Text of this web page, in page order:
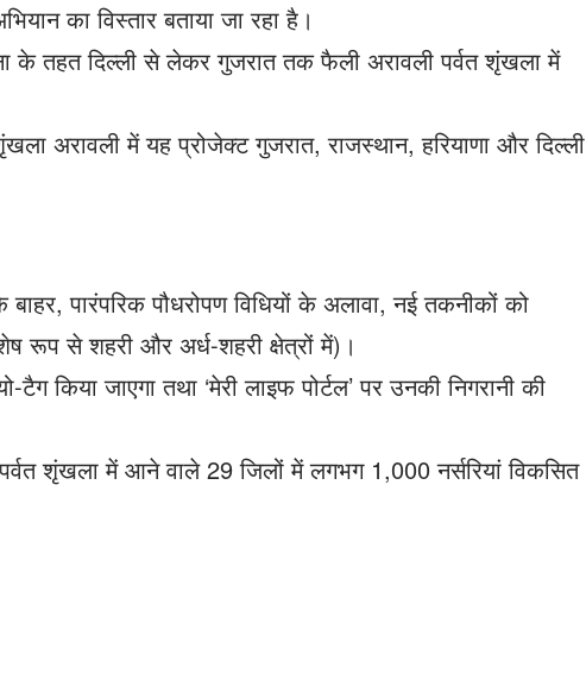
का विस्तार बताया जा रहा है।
के तहत दिल्ली से लेकर गुजरात तक फैली अरावली पर्वत शृंखला में
अरावली में यह प्रोजेक्ट गुजरात, राजस्थान, हरियाणा और दिल्ली
पारंपरिक पौधरोपण विधियों के अलावा, नई तकनीकों को
रूप से शहरी और अर्ध-शहरी क्षेत्रों में)।
टैग किया जाएगा तथा ‘मेरी लाइफ पोर्टल’ पर उनकी निगरानी की
शृंखला में आने वाले 29 जिलों में लगभग 1,000 नर्सरियां विकसित